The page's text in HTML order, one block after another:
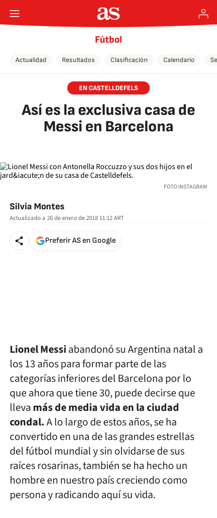
Fútbol
Actualidad Resultados Clasificación Calendario
EN CASTELLDEFELS
Así es la exclusiva casa de
Messi en Barcelona
FOTO INSTAGRAM
Silvia Montes
Actualizado a 26 de enero de 2018 11:12ART
Preferir AS en Google
Lionel Messiabandonó su Argentina natal a
los 13 años para formar parte de las
categorías inferiores del Barcelona por lo
que ahora que tiene 30, puede decirse que
llevamás de media vida en la ciudad
condal.A lo largo de estos años, se ha
convertido en una de las grandes estrellas
del fútbol mundial y sin olvidarse de sus
raíces rosarinas, también se ha hecho un
hombre en nuestro país creciendo como
persona y radicando aquí su vida.